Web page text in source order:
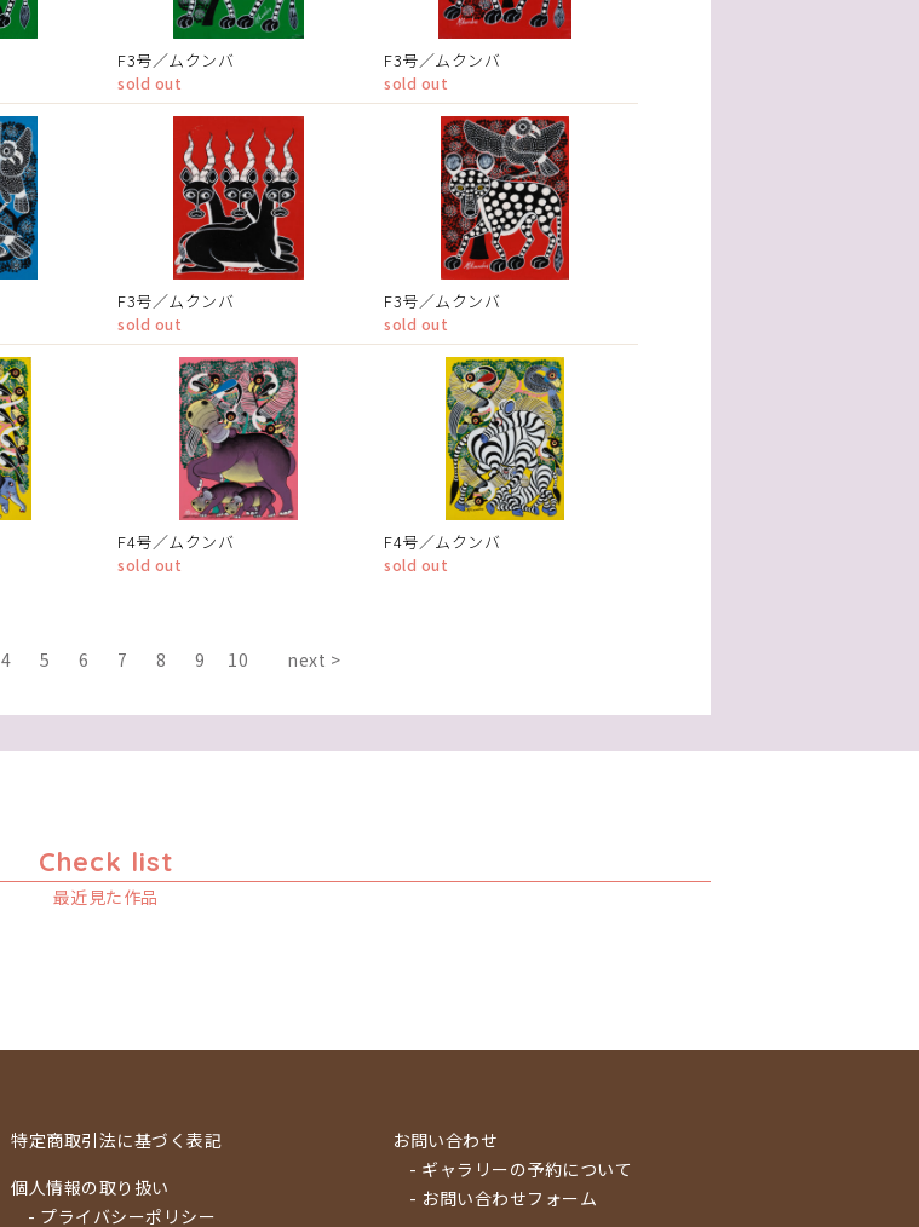
F3号／ムクンバ
sold out
F3号／ムクンバ
sold out
F3号／ムクンバ
sold out
F3号／ムクンバ
sold out
F4号／ムクンバ
sold out
F4号／ムクンバ
sold out
4 5 6 7 8 9 10 next >
Check list
最近見た作品
特定商取引法に基づく表記
個人情報の取り扱い
- プライバシーポリシー
お問い合わせ
- ギャラリーの予約について
- お問い合わせフォーム